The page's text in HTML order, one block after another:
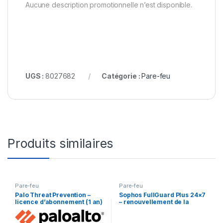
Aucune description promotionnelle n’est disponible.
UGS :8027682 Catégorie :Pare-feu
Produits similaires
Pare-feu
Palo Threat Prevention –
licence d’abonnement (1 an)
– 1 périphérique
Pare-feu
Sophos FullGuard Plus 24×7
– renouvellement de la